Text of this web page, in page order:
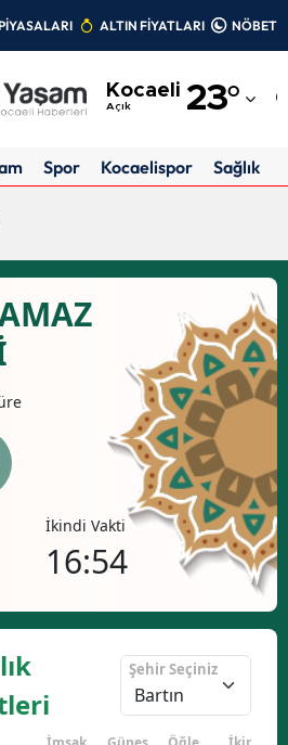
ALTIN FİYATLARI
Kocaeli
Açık 23°
Adıyaman
Antalya
Artvin
Aydın
Balıkesir
Bilecik
Burdur
Spor Kocaelispor Sağlık
İkindi Vakti
16:54
Şehir Seçiniz